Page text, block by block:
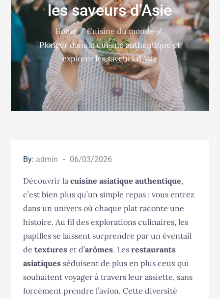
les saveurs d’Asie
Home
Cuisine du monde
Plonger dans la cuisine authentique et
explorer les saveurs d’Asie
By: admin
Posted
06/03/2026
Découvrir lacuisine asiatique authentique,
c’est bien plus qu’un simple repas : vous entrez
dans un univers où chaque plat raconte une
histoire. Au fil des explorations culinaires, les
papilles se laissent surprendre par un éventail
detextures et d’arômes. Lesrestaurants
asiatiques séduisent de plus en plus ceux qui
souhaitent voyager à travers leur assiette, sans
forcément prendre l’avion. Cette diversité